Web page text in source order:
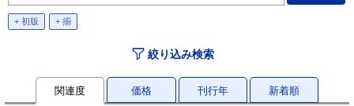
+ 初版 + 揃
絞り込み検索
関連度 価格 刊行年 新着順